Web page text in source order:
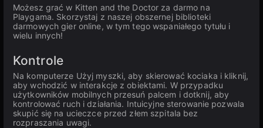
Możesz grać w Kitten and the Doctor za darmo na
Playgama. Skorzystaj z naszej obszernej biblioteki
darmowych gier online, w tym tego wspaniałego tytułu i
wielu innych!
Kontrole
Na komputerze Użyj myszki, aby skierować kociaka i kliknij,
aby wchodzić w interakcje z obiektami. W przypadku
użytkowników mobilnych przesuń palcem i dotknij, aby
kontrolować ruch i działania. Intuicyjne sterowanie pozwala
skupić się na ucieczce przed złem szpitala bez
rozpraszania uwagi.